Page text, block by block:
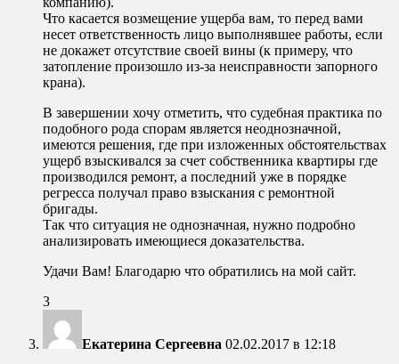
Что касается возмещение ущерба вам, то перед вами
несет ответственность лицо выполнявшее работы, если
не докажет отсутствие своей вины (к примеру, что
затопление произошло из-за неисправности запорного
крана).
В завершении хочу отметить, что судебная практика по
подобного рода спорам является неоднозначной,
имеются решения, где при изложенных обстоятельствах
ущерб взыскивался за счет собственника квартиры где
производился ремонт, а последний уже в порядке
регресса получал право взыскания с ремонтной
бригады.
Так что ситуация не однозначная, нужно подробно
анализировать имеющиеся доказательства.
Удачи Вам! Благодарю что обратились на мой сайт.
3
Екатерина Сергеевна 02.02.2017 в 12:18